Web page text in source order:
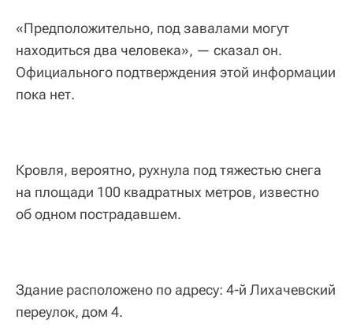
«Предположительно, под завалами могут
находиться два человека», — сказал он.
Официального подтверждения этой информации
пока нет.
Кровля, вероятно, рухнула под тяжестью снега
на площади 100 квадратных метров, известно
об одном пострадавшем.
Здание расположено по адресу: 4-й Лихачевский
переулок, дом 4.